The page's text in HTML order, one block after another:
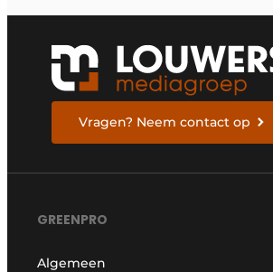
Vragen? Neem contact op
GREENPRO
Algemeen